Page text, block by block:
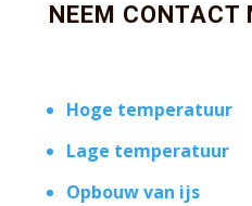
NEEM CONTACT
Hoge temperatuur
Lage temperatuur
Opbouw van ijs